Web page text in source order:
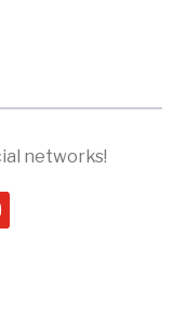
networks!